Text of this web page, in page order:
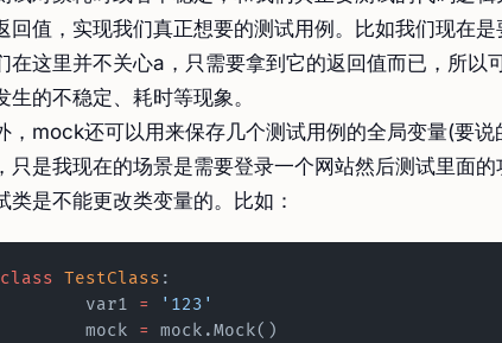
回值，实现我们真正想要的测试用例。比如我们现在
在这里并不关心a，只需要拿到它的返回值而已，所
生的不稳定、耗时等现象。
，mock还可以用来保存几个测试用例的全局变量(要
只是我现在的场景是需要登录一个网站然后测试里面
类是不能更改类变量的。比如：
class TestClass :
	var1
=
'123'
	mock
= mock.Mock()